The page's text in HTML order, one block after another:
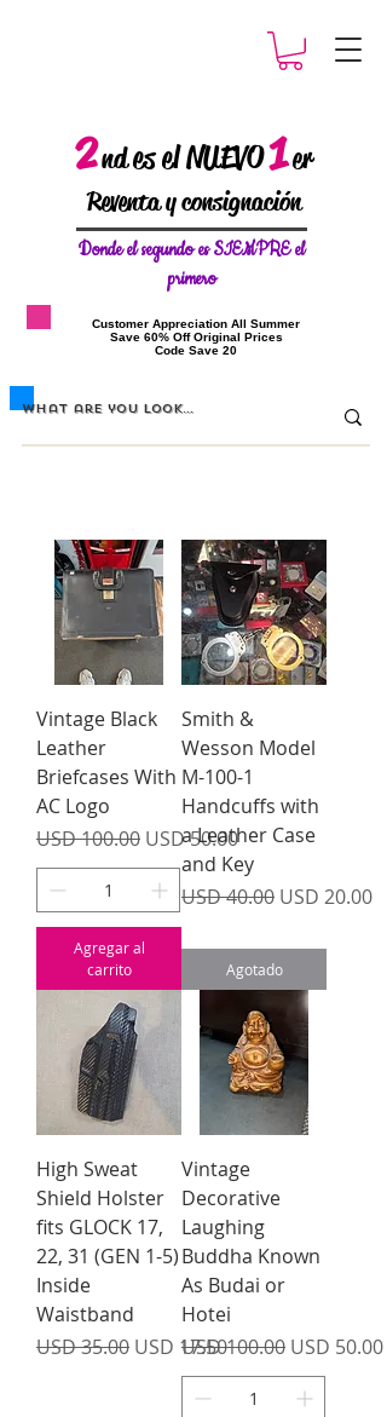
2ndes el NUEVO1er
Reventa y consignación
Donde elsegundo es SIEMPRE el
primero
​Customer Appreciation All Summer
​Save 60% Off Original Prices
​Code Save 20
Vintage Black
Leather
Briefcases With
AC Logo
Precio
USD 100.00 Precio de oferta
USD 50.00
Agregar al
carrito
Smith &
Wesson Model
M-100-1
Handcuffs with
a Leather Case
and Key
Precio
USD 40.00 Precio de
USD 20.00
Agotado
High Sweat
Shield Holster
fits GLOCK 17,
22, 31 (GEN 1-5)
Inside
Waistband
Precio
USD 35.00 Precio de oferta
USD 17.50
Vintage
Decorative
Laughing
Buddha Known
As Budai or
Hotei
Precio
USD 100.00 Precio de
USD 50.00